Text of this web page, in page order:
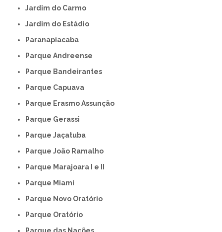
Jardim do Carmo
Jardim do Estádio
Paranapiacaba
Parque Andreense
Parque Bandeirantes
Parque Capuava
Parque Erasmo Assunção
Parque Gerassi
Parque Jaçatuba
Parque João Ramalho
Parque Marajoara I e II
Parque Miami
Parque Novo Oratório
Parque Oratório